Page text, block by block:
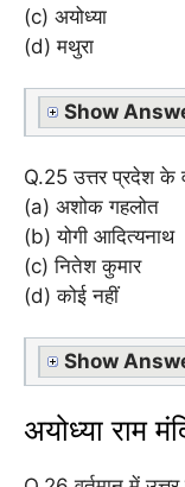
(c) अयोध्या
(d) मथुरा
Show
Q.25 उत्तर प्रदेश के
(a) अशोक गहलोत
(b) योगी आदित्यनाथ
(c) नितेश कुमार
(d) कोई नहीं
Show
अयोध्या राम